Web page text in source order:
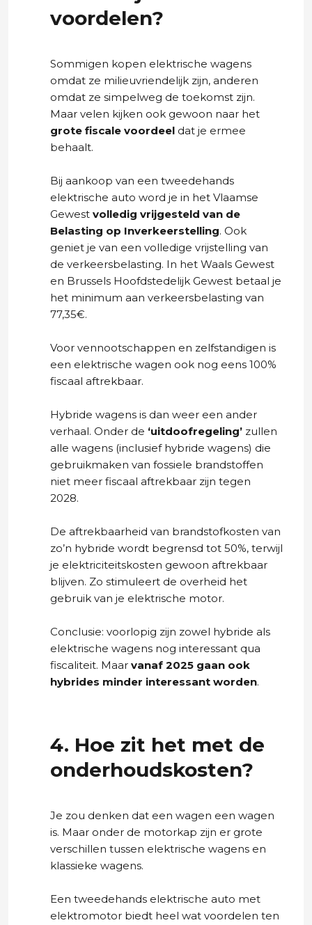
voordelen?
Sommigen kopen elektrische wagens
omdat ze milieuvriendelijk zijn, anderen
omdat ze simpelweg de toekomst zijn.
Maar velen kijken ook gewoon naar het
grote fiscale voordeel dat je ermee
behaalt.
Bij aankoop van een tweedehands
elektrische auto word je in het Vlaamse
Gewest volledig vrijgesteld van de
Belasting op Inverkeerstelling. Ook
geniet je van een volledige vrijstelling van
de verkeersbelasting. In het Waals Gewest
en Brussels Hoofdstedelijk Gewest betaal je
het minimum aan verkeersbelasting van
77,35€.
Voor vennootschappen en zelfstandigen is
een elektrische wagen ook nog eens 100%
fiscaal aftrekbaar.
Hybride wagens is dan weer een ander
verhaal. Onder de ‘uitdoofregeling’ zullen
alle wagens (inclusief hybride wagens) die
gebruikmaken van fossiele brandstoffen
niet meer fiscaal aftrekbaar zijn tegen
2028.
De aftrekbaarheid van brandstofkosten van
zo’n hybride wordt begrensd tot 50%, terwijl
je elektriciteitskosten gewoon aftrekbaar
blijven. Zo stimuleert de overheid het
gebruik van je elektrische motor.
Conclusie: voorlopig zijn zowel hybride als
elektrische wagens nog interessant qua
fiscaliteit. Maar vanaf 2025 gaan ook
hybrides minder interessant worden.
4. Hoe zit het met de
onderhoudskosten?
Je zou denken dat een wagen een wagen
is. Maar onder de motorkap zijn er grote
verschillen tussen elektrische wagens en
klassieke wagens.
Een tweedehands elektrische auto met
elektromotor biedt heel wat voordelen ten